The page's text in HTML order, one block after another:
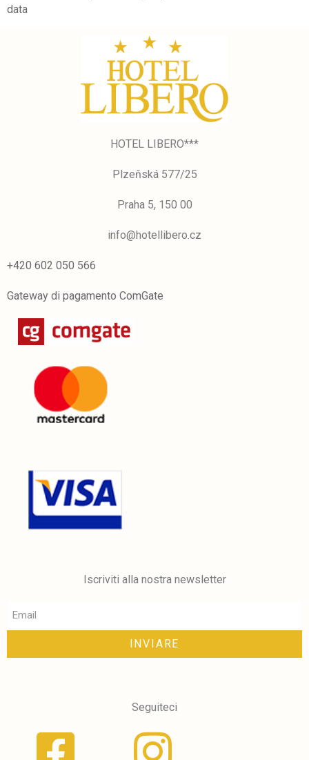
data
HOTEL LIBERO***
Plzeňská 577/25
Praha 5, 150 00
info@hotellibero.cz
+420 602 050 566
Gateway di pagamento ComGate
Iscriviti alla nostra newsletter
INVIARE
Seguiteci